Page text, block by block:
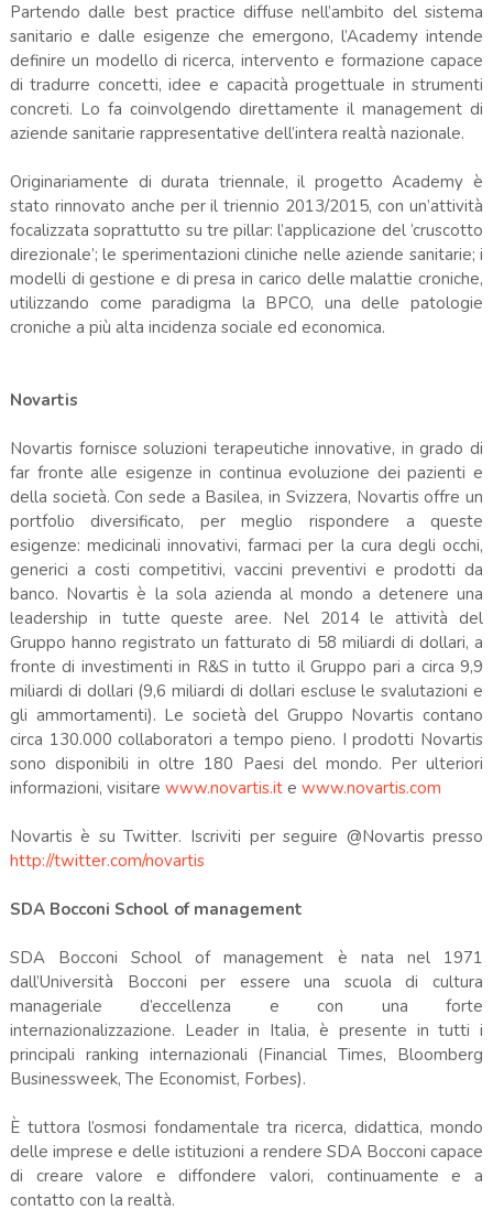
Partendo dalle best practice diffuse nell’ambito del sistema
sanitario e dalle esigenze che emergono, l’Academy intende
definire un modello di ricerca, intervento e formazione capace
di tradurre concetti, idee e capacità progettuale in strumenti
concreti. Lo fa coinvolgendo direttamente il management di
aziende sanitarie rappresentative dell’intera realtà nazionale.
Originariamente di durata triennale, il progetto Academy è
stato rinnovato anche per il triennio 2013/2015, con un’attività
focalizzata soprattutto su tre pillar: l’applicazione del ‘cruscotto
direzionale’; le sperimentazioni cliniche nelle aziende sanitarie; i
modelli di gestione e di presa in carico delle malattie croniche,
utilizzando come paradigma la BPCO, una delle patologie
croniche a più alta incidenza sociale ed economica.
Novartis
Novartis fornisce soluzioni terapeutiche innovative, in grado di
far fronte alle esigenze in continua evoluzione dei pazienti e
della società. Con sede a Basilea, in Svizzera, Novartis offre un
portfolio diversificato, per meglio rispondere a queste
esigenze: medicinali innovativi, farmaci per la cura degli occhi,
generici a costi competitivi, vaccini preventivi e prodotti da
banco. Novartis è la sola azienda al mondo a detenere una
leadership in tutte queste aree. Nel 2014 le attività del
Gruppo hanno registrato un fatturato di 58 miliardi di dollari, a
fronte di investimenti in R&S in tutto il Gruppo pari a circa 9,9
miliardi di dollari (9,6 miliardi di dollari escluse le svalutazioni e
gli ammortamenti). Le società del Gruppo Novartis contano
circa 130.000 collaboratori a tempo pieno. I prodotti Novartis
sono disponibili in oltre 180 Paesi del mondo. Per ulteriori
informazioni, visitare www.novartis.ite www.novartis.com
Novartis è su Twitter. Iscriviti per seguire @Novartis presso
http://twitter.com/novartis
SDA Bocconi School of management
SDA Bocconi School of management è nata nel 1971
dall’Università Bocconi per essere una scuola di cultura
manageriale d’eccellenza e con una forte
internazionalizzazione. Leader in Italia, è presente in tutti i
principali ranking internazionali (Financial Times, Bloomberg
Businessweek, The Economist, Forbes).
È tuttora l’osmosi fondamentale tra ricerca, didattica, mondo
delle imprese e delle istituzioni a rendere SDA Bocconi capace
di creare valore e diffondere valori, continuamente e a
contatto con la realtà.